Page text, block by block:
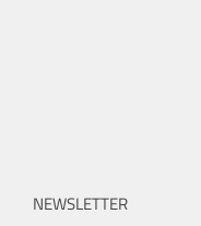
NEWSLETTER